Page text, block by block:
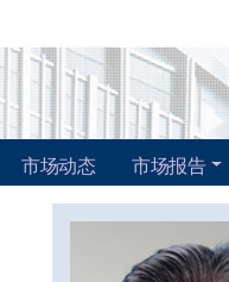
市场动态 市场报告